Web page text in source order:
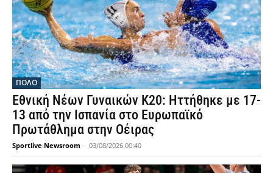
ΠΟΛΟ
Εθνική Νέων Γυναικών Κ20: Ηττήθηκε με 17-
13 από την Ισπανία στο Ευρωπαϊκό
Πρωτάθλημα στην Οέιρας
Sportlive Newsroom - 03/08/2026 00:40